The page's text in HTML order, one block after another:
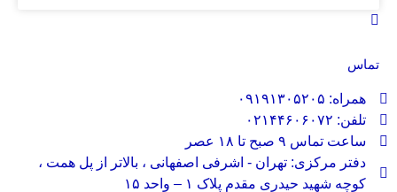
تماس
همراه: ۰۹۱۹۱۳۰۵۲۰۵
تلفن: ۰۲۱۴۴۶۰۶۰۷۲
ساعت تماس ۹ صبح تا ۱۸ عصر
دفتر مرکزی: تهران - اشرفی اصفهانی ، بالاتر از پل همت ،
کوچه شهید حیدری مقدم پلاک ۱ – واحد ۱۵